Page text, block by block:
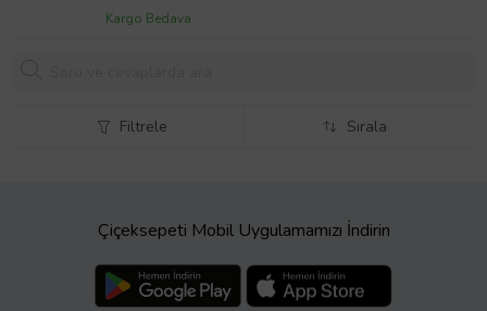
Kargo Bedava
Filtrele Sırala
Çiçeksepeti Mobil Uygulamamızı İndirin